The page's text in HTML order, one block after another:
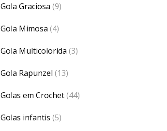
Gola Graciosa (9)
Gola Mimosa (4)
Gola Multicolorida (3)
Gola Rapunzel (13)
Golas em Crochet(44)
Golas infantis (5)